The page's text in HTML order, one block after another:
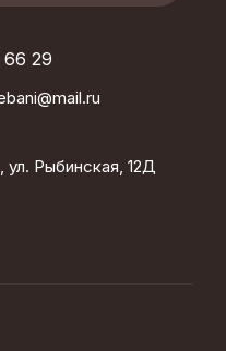
29
ул. Рыбинская, 12Д